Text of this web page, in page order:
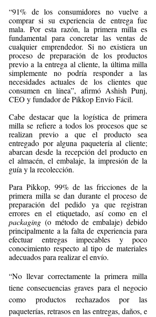
“91% de los consumidores no vuelve a
comprar si su experiencia de entrega fue
mala. Por esta razón, la primera milla es
fundamental para concretar las ventas de
cualquier emprendedor. Si no existiera un
proceso de preparación de los productos
previo a la entrega al cliente, la última milla
simplemente no podría responder a las
necesidades actuales de los clientes que
consumen en línea”, afirmó Ashish Punj,
CEO y fundador de Pikkop Envío Fácil.
Cabe destacar que la logística de primera
milla se refiere a todos los procesos que se
realizan previo a que el producto sea
entregado por alguna paquetería al cliente;
abarcan desde la recepción del producto en
el almacén, el embalaje, la impresión de la
guía y la recolección.
Para Pikkop, 99% de las fricciones de la
primera milla se dan durante el proceso de
preparación del pedido ya que registran
packaging (o método de embalaje) debido
principalmente a la falta de experiencia para
efectuar entregas impecables y poco
conocimiento respecto al tipo de materiales
adecuados para realizar el envío.
“No llevar correctamente la primera milla
tiene consecuencias graves para el negocio
como productos rechazados por las
paqueterías, retrasos en las entregas, daños, e